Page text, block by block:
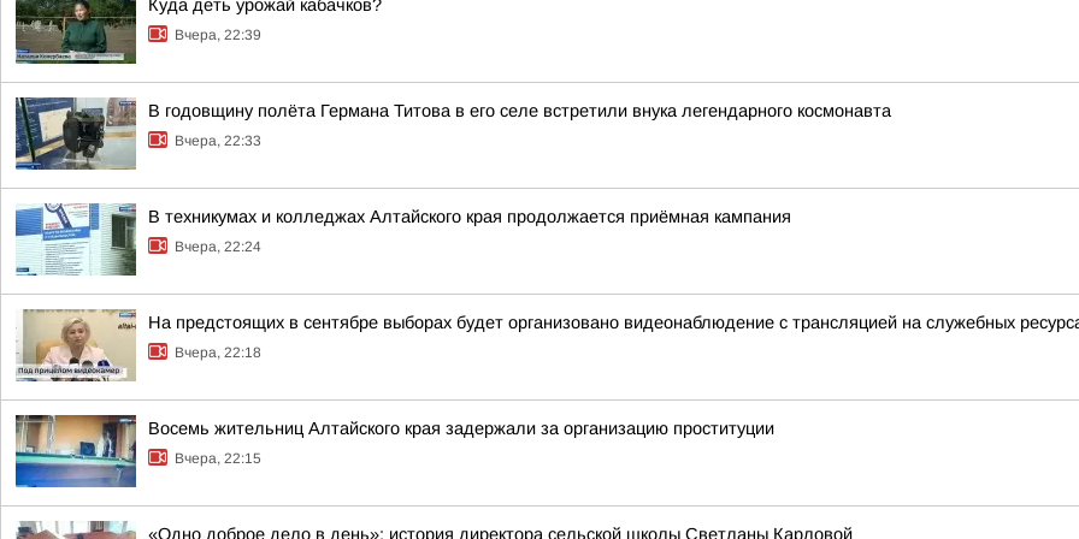
Куда деть урожай кабачков?
Вчера, 22:39
В годовщину полёта Германа Титова в его селе встретили внука легендарного космонавта
Вчера, 22:33
В техникумах и колледжах Алтайского края продолжается приёмная кампания
Вчера, 22:24
На предстоящих в сентябре выборах будет организовано видеонаблюдение с трансляцией на служебных
Вчера, 22:18
Восемь жительниц Алтайского края задержали за организацию проституции
Вчера, 22:15
«Одно доброе дело в день»: история директора сельской школы Светланы Карловой